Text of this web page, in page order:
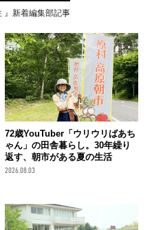
』新着編集部記事
72歳YouTuber「ウリウリばあち
ゃん」の田舎暮らし。30年繰り
返す、朝市がある夏の生活
2026.08.03